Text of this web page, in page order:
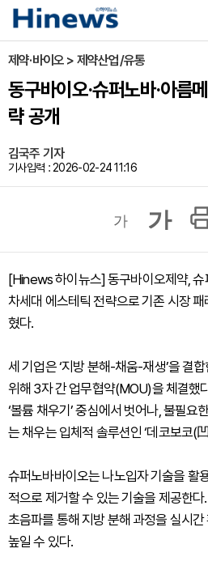
제약·바이오 > 제약산업/유통
동구바이오·슈퍼노바·아름
략 공개
김국주 기자
기사입력 : 2026-02-24 11:16
가 가
[Hinews 하이뉴스] 동구바이오제약,
차세대 에스테틱 전략으로 기존 시장
혔다.
세 기업은 ‘지방 분해-채움-재생’을 결
위해 3자 간 업무협약(MOU)을 체결했
‘볼륨 채우기’ 중심에서 벗어나, 불필요
는 채우는 입체적 솔루션인 ‘데코보코(
슈퍼노바바이오는 나노입자 기술을 활
적으로 제거할 수 있는 기술을 제공한
초음파를 통해 지방 분해 과정을 실시
높일 수 있다.